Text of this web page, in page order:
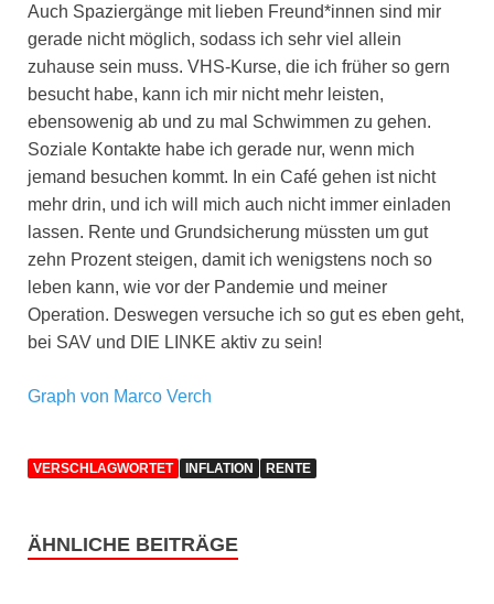
Auch Spaziergänge mit lieben Freund*innen sind mir
gerade nicht möglich, sodass ich sehr viel allein
zuhause sein muss. VHS-Kurse, die ich früher so gern
besucht habe, kann ich mir nicht mehr leisten,
ebensowenig ab und zu mal Schwimmen zu gehen.
Soziale Kontakte habe ich gerade nur, wenn mich
jemand besuchen kommt. In ein Café gehen ist nicht
mehr drin, und ich will mich auch nicht immer einladen
lassen. Rente und Grundsicherung müssten um gut
zehn Prozent steigen, damit ich wenigstens noch so
leben kann, wie vor der Pandemie und meiner
Operation. Deswegen versuche ich so gut es eben geht,
bei SAV und DIE LINKE aktiv zu sein!
Graph von Marco Verch
VERSCHLAGWORTET INFLATION RENTE
ÄHNLICHE BEITRÄGE